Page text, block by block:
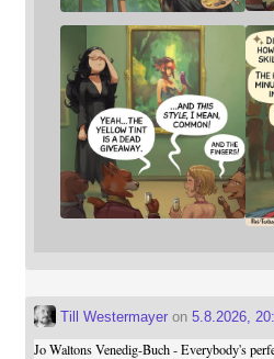
Till Westermayeron 5.8.2026,
Jo Waltons Venedig-Buch - Everybody's